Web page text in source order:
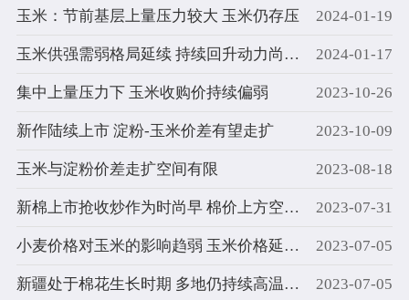
玉米：节前基层上量压力较大 玉米仍存压 2024-01-19
玉米供强需弱格局延续 持续回升动力尚需考量 2024-01-17
集中上量压力下 玉米收购价持续偏弱 2023-10-26
新作陆续上市 淀粉-玉米价差有望走扩 2023-10-09
玉米与淀粉价差走扩空间有限 2023-08-18
新棉上市抢收炒作为时尚早 棉价上方空间未完全打开 2023-07-31
小麦价格对玉米的影响趋弱 玉米价格延续反弹态势 2023-07-05
新疆处于棉花生长时期 多地仍持续高温天气 2023-07-05